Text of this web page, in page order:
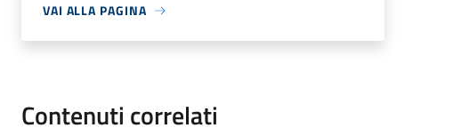
VAI ALLA PAGINA
Contenuti correlati